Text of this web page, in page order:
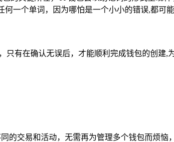
一个单词，因为哪怕是一个小小的错误,都可能
有在确认无误后，才能顺利完成钱包的创建,
的交易和活动，无需再为管理多个钱包而烦恼